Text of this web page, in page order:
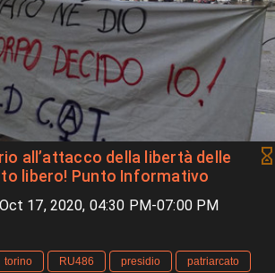
all’attacco della libertà delle
libero! Punto Informativo
17, 2020, 04:30 PM-07:00 PM
torino RU486 presidio
patriarcato